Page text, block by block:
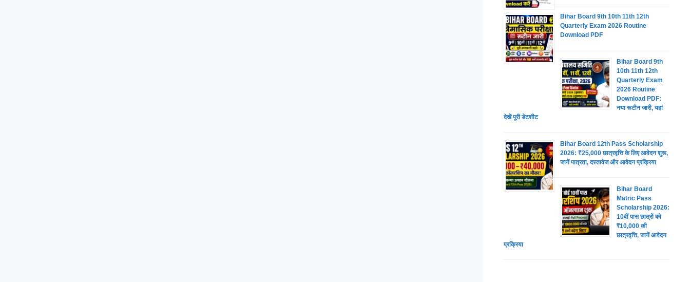
Bihar Board 9th 10th 11th 12th
Quarterly Exam 2026 Routine
Download PDF
Bihar Board 9th
10th 11th 12th
Quarterly Exam
2026 Routine
Download PDF:
नया रूटीन जारी, यहां
देखें पूरी डेटशीट
Bihar Board 12th Pass Scholarship
2026: ₹25,000 छात्रवृत्ति के लिए आवेदन शुरू,
जानें पात्रता, दस्तावेज और आवेदन प्रक्रिया
Bihar Board
Matric Pass
Scholarship 2026:
10वीं पास छात्रों को
₹10,000 की
छात्रवृत्ति, जानें आवेदन
प्रक्रिया